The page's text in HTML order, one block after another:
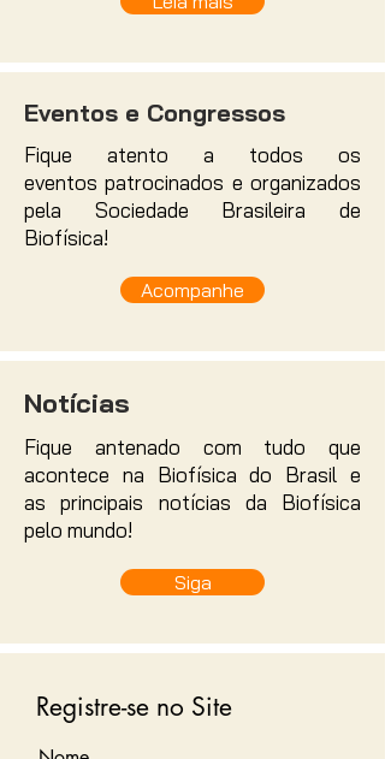
Eventos e Congressos
Fique atento a todos os
eventospatrocinados e organizados
pela Sociedade Brasileira de
Biofísica!
Acompanhe
Notícias
Fique antenado com tudo que
acontece na Biofísica do Brasil e
asprincipais notícias da Biofísica
pelo mundo!
Siga
Registre-se no Site